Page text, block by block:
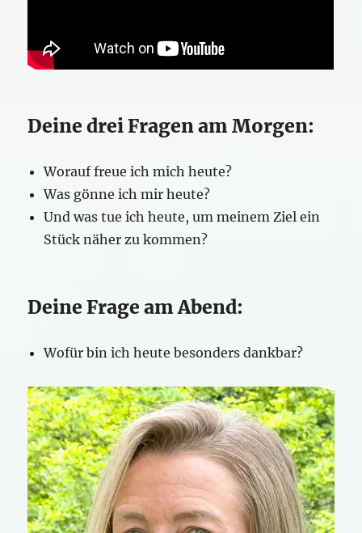
Deine drei Fragen am Morgen:
Worauf freue ich mich heute?
Was gönne ich mir heute?
Und was tue ich heute, um meinem Ziel ein
Stück näher zu kommen?
Deine Frage am Abend:
Wofür bin ich heute besonders dankbar?